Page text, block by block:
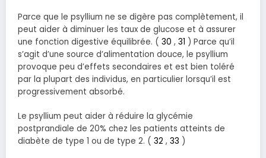
Parce que le psyllium ne se digère pas complètement, il
peut aider à diminuer les taux de glucose et à assurer
une fonction digestive équilibrée. ( 30 , 31 ) Parce qu’il
s’agit d’une source d’alimentation douce, le psyllium
provoque peu d’effets secondaires et est bien toléré
par la plupart des individus, en particulier lorsqu’il est
progressivement absorbé.
Le psyllium peut aider à réduire la glycémie
postprandiale de 20% chez les patients atteints de
diabète de type 1 ou de type 2. ( 32 , 33 )